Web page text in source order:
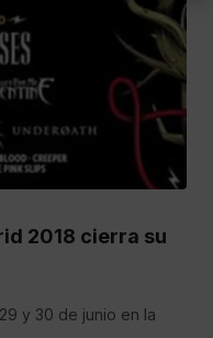
2018 cierra su
y 30 de junio en la